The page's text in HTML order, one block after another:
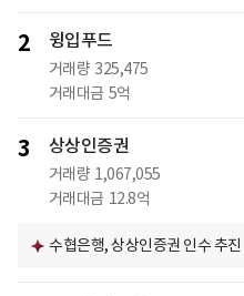
2 윙입푸드
거래량 325,475
거래대금 5억
3 상상인증권
거래량 1,067,055
거래대금 12.8억
수협은행, 상상인증권 인수 추진